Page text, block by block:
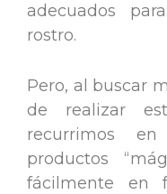
adecuados
rostro.
Pero, al buscar
de realizar
recurrimos
productos
fácilmente en